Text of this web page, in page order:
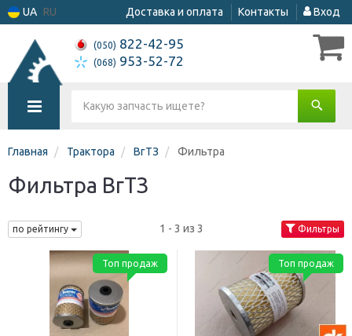
UA RU Доставка и оплата Контакты Вход
(050) 822-42-95
(068) 953-52-72
Главная Трактора ВгТЗ Фильтра
Фильтра ВгТЗ
по рейтингу 1 - 3 из 3 Фильтры
Топ продаж Топ продаж